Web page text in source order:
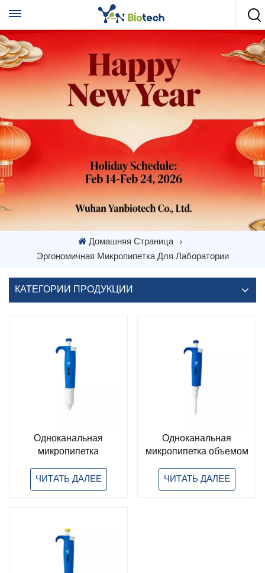
Домашняя Страница
Эргономичная Микропипетка Для Лаборатории
КАТЕГОРИИ ПРОДУКЦИИ
Одноканальная
микропипетка
для лабораторного
использования,
ЧИТАТЬ ДАЛЕЕ
Одноканальная
микропипетка объемом
лабораторного
использования,
ЧИТАТЬ ДАЛЕЕ